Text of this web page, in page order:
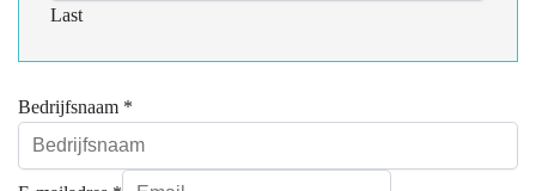
Last
Bedrijfsnaam *